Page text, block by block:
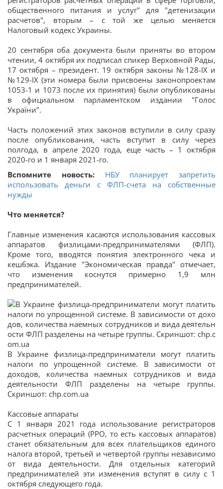
общественного питания и услуг" для "детенизации
расчетов", вторым – с той же целью меняется
Налоговый кодекс Украины.
20 сентября оба документа были приняты во втором
чтении, 4 октября их подписал спикер Верховной Рады,
17 октября – президент. 19 октября законы №128-IX и
№129-IX (эти номера были присвоены законопроектам
1053-1 и 1073 после их принятия) были опубликованы
в официальном парламентском издании "Голос
України".
Часть положений этих законов вступили в силу сразу
после опубликования, часть вступит в силу через
полгода, в апреле 2020 года, еще часть – 1 октября
2020-го и 1 января 2021-го.
Вспомните новость: НБУ планирует запретить
использовать деньги с ФЛП-счета на собственные
нужды
Что меняется?
Главные изменения касаются использования кассовых
аппаратов физлицами-предпринимателями (ФЛП).
Кроме того, вводятся понятия электронного чека и
кешбэка. Издание "Экономическая правда" отмечает,
что изменения коснутся примерно 1,9 млн
предпринимателей.
В Украине физлица-предприниматели могут платить
налоги по упрощенной системе. В зависимости от
доходов, количества наемных сотрудников и вида
деятельности ФЛП разделены на четыре группы.
Скриншот: chp.com.ua
Кассовые аппараты
С 1 января 2021 года использование регистраторов
расчетных операций (РРО, то есть кассовых аппаратов)
станет обязательным для всех плательщиков единого
налога второй, третьей и четвертой группы независимо
от вида деятельности. Для отдельных категорий
предпринимателей эти изменения вступят в силу с 1
октября следующего года.